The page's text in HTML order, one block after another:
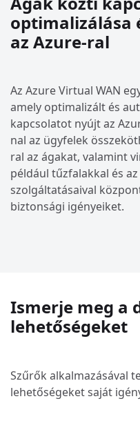
optimalizálása
az Azure-ral
Az Azure Virtual WAN
amely optimalizált és
kapcsolatot nyújt az
nal az ügyfelek
ral az ágakat, valamint
például tűzfalakkal és
szolgáltatásaival
biztonsági igényeiket.
Ismerje meg a
lehetőségeket
Szűrők alkalmazásával
lehetőségeket saját